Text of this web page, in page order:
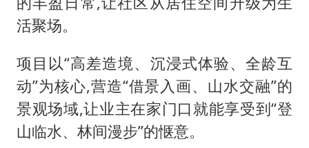
活聚场。
项目以“高差造境、沉浸式体验、全龄互
动”为核心,营造“借景入画、山水交融”的
景观场域,让业主在家门口就能享受到“登
山临水、林间漫步”的惬意。